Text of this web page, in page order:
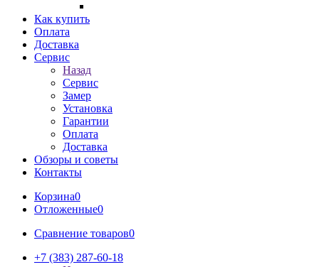
Как купить
Оплата
Доставка
Сервис
Назад
Сервис
Замер
Установка
Гарантии
Оплата
Доставка
Обзоры и советы
Контакты
Корзина0
Отложенные0
Сравнение товаров0
+7 (383) 287-60-18